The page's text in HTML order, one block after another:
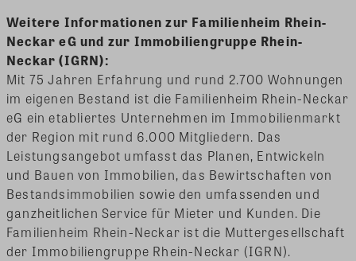
Weitere Informationen zur Familienheim Rhein-
Neckar eG und zur Immobiliengruppe Rhein-
Neckar (IGRN):
Mit 75 Jahren Erfahrung und rund 2.700 Wohnungen
im eigenen Bestand ist die Familienheim Rhein-Neckar
eG ein etabliertes Unternehmen im Immobilienmarkt
der Region mit rund 6.000 Mitgliedern. Das
Leistungsangebot umfasst das Planen, Entwickeln
und Bauen von Immobilien, das Bewirtschaften von
Bestandsimmobilien sowie den umfassenden und
ganzheitlichen Service für Mieter und Kunden. Die
Familienheim Rhein-Neckar ist die Muttergesellschaft
der Immobiliengruppe Rhein-Neckar (IGRN).